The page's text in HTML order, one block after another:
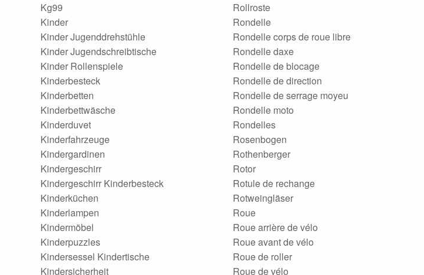
Kg99
Kinder
Kinder Jugenddrehstühle
Kinder Jugendschreibtische
Kinder Rollenspiele
Kinderbesteck
Kinderbetten
Kinderbettwäsche
Kinderduvet
Kinderfahrzeuge
Kindergardinen
Kindergeschirr
Kindergeschirr Kinderbesteck
Kinderküchen
Kinderlampen
Kindermöbel
Kinderpuzzles
Kindersessel Kindertische
Kindersicherheit
Rollroste
Rondelle
Rondelle corps de roue libre
Rondelle daxe
Rondelle de blocage
Rondelle de direction
Rondelle de serrage moyeu
Rondelle moto
Rondelles
Rosenbogen
Rothenberger
Rotor
Rotule de rechange
Rotweingläser
Roue
Roue arrière de vélo
Roue avant de vélo
Roue de roller
Roue de vélo